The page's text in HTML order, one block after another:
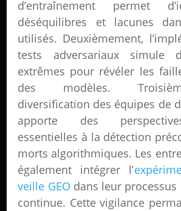
d’entraînement permet
déséquilibres et lacunes
utilisés. Deuxièmement,
tests adversariaux simule
extrêmes pour révéler les
des modèles.
diversification des équipes de
apporte des
essentielles à la détection
morts algorithmiques. Les
également intégrer l’
veille GEO dans leur processus
continue. Cette vigilance